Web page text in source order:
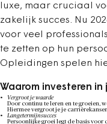
luxe, maar cruciaal
zakelijk succes. Nu
voor veel
te zetten op hun
Opleidingen spelen
Waarom investeren in
Vergroot je waarde
Door continu te leren en te groeien,
Hiermee vergroot je je carrièrekansen.
Langetermijnsucces
Persoonlijke groei legt de basis